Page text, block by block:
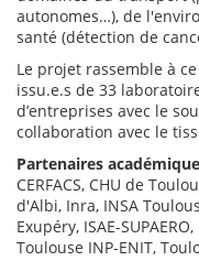
autonomes…), de
santé (détection de
Le projet rassemble à
issu.e.s de 33
d’entreprises avec le
collaboration avec le
Partenaires
CERFACS, CHU de
d'Albi, Inra, INSA
Exupéry, ISAE-
Toulouse INP-ENIT,